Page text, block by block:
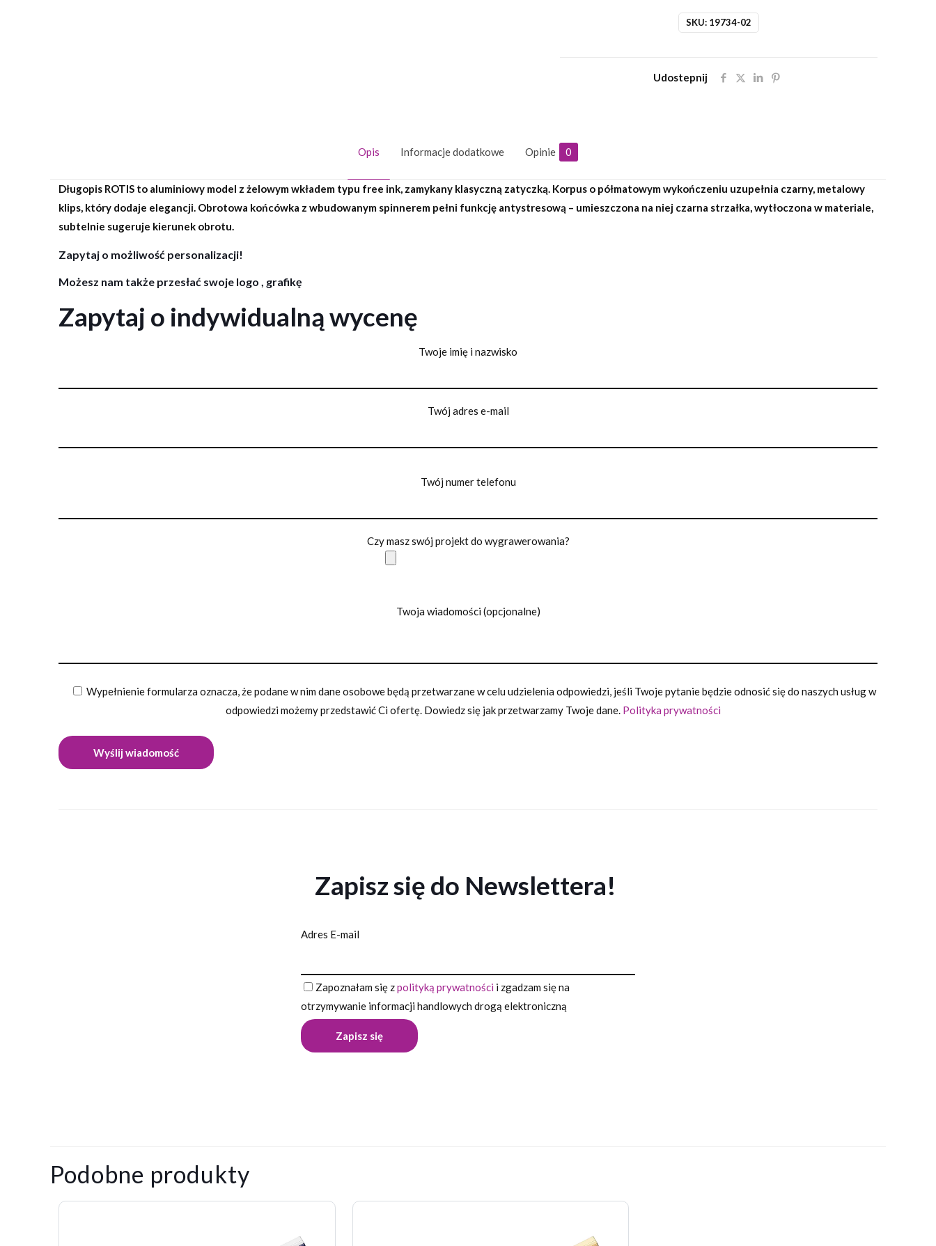
SKU: 19734-02
Udostepnij
Opis Informacje dodatkowe Opinie 0
Długopis ROTIS to aluminiowy model z żelowym wkładem typu free ink, zamykany klasyczną zatyczką. Korpus o półmatowym wykończeniu uzupełnia czarny, metalowy
klips, który dodaje elegancji. Obrotowa końcówka z wbudowanym spinnerem pełni funkcję antystresową – umieszczona na niej czarna strzałka, wytłoczona w materiale,
subtelnie sugeruje kierunek obrotu.
Zapytaj o możliwość personalizacji!
Możesz nam także przesłać swoje logo , grafikę
Zapytaj o indywidualną wycenę
Twoje imię i nazwisko
Twój adres e-mail
Twój numer telefonu
Czy masz swój projekt do wygrawerowania?
Twoja wiadomości (opcjonalne)
Wypełnienie formularza oznacza, że podane w nim dane osobowe będą przetwarzane w celu udzielenia odpowiedzi, jeśli Twoje pytanie będzie odnosić się do naszych usług w
odpowiedzi możemy przedstawić Ci ofertę. Dowiedz się jak przetwarzamy Twoje dane. Polityka prywatności
Zapisz się do Newslettera!
Adres E-mail
Zapoznałam się zpolityką prywatności i zgadzam się na
otrzymywanie informacji handlowych drogą elektroniczną
Podobne produkty